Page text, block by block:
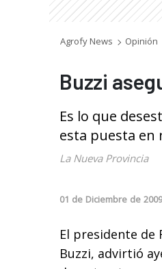
Agrofy News Opinión
Buzzi
Es lo que
esta puesta en
La Nueva Provincia
01 de Diciembre de 2009
El presidente de
Buzzi, advirtió